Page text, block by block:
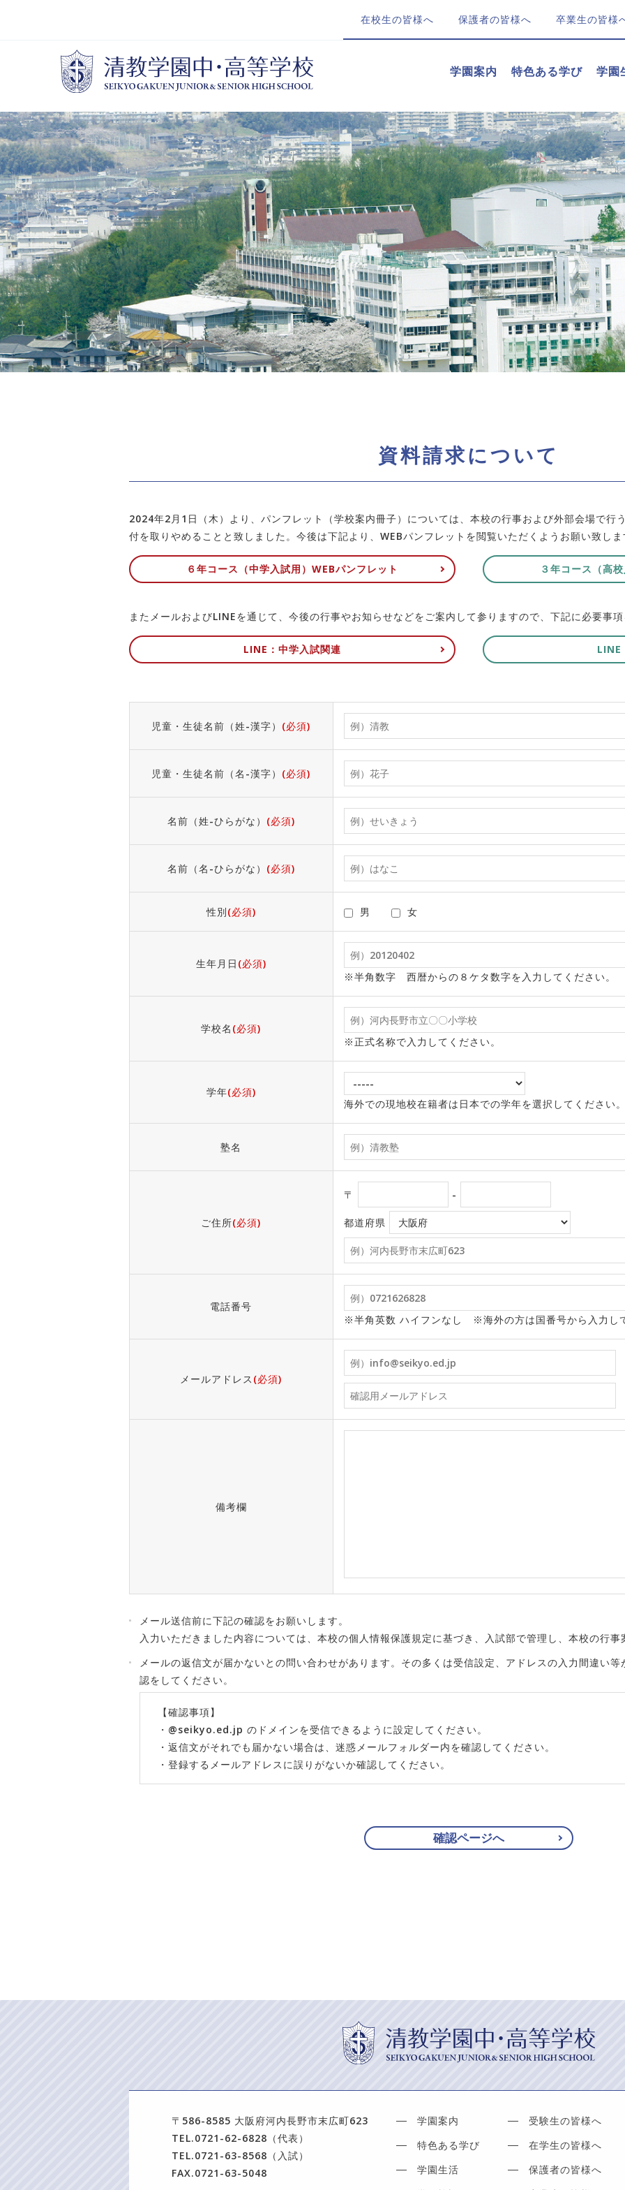
学園案内 特色ある学び 学園
在校生の皆様へ 保護者の皆様へ 卒業生の皆様
資料請求について
2024年2月1日（木）より、パンフレット（学校案内冊子）については、本校の行事および外部会場で行
付を取りやめることと致しました。今後は下記より、WEBパンフレットを閲覧いただくようお願い致し
６年コース（中学入試用） WEBパンフレット ３年コース（高
またメールおよびLINEを通じて、今後の行事やお知らせなどをご案内して参りますので、下記に必要事
LINE：中学入試関連 LINE
児童・生徒名前（姓-漢字） (必須)
児童・生徒名前（名-漢字） (必須)
名前（姓-ひらがな） (必須)
名前（名-ひらがな） (必須)
性別(必須) 男 女
生年月日 (必須)
※半角数字 西暦からの８ケタ数字を入力してください。
学校名 (必須)
※正式名称で入力してください。
学年(必須)
海外での現地校在籍者は日本での学年を選択してください
塾名
ご住所(必須)
〒 -
都道府県
電話番号
※半角英数 ハイフンなし ※海外の方は国番号から入力し
メールアドレス (必須)
備考欄
メール送信前に下記の確認をお願いします。
入力いただきました内容については、本校の個人情報保護規定に基づき、入試部で管理し、本校の行
メールの返信文が届かないとの問い合わせがあります。その多くは受信設定、アドレスの入力間違い
認をしてください。
【確認事項】
・@seikyo.ed.jp のドメインを受信できるように設定してください。
・返信文がそれでも届かない場合は、迷惑メールフォルダー内を確認してください。
・登録するメールアドレスに誤りがないか確認してください。
〒586-8585 大阪府河内長野市末広町623
TEL.0721-62-6828（代表）
TEL.0721-63-8568（入試）
FAX.0721-63-5048
学園案内
特色ある学び
学園生活
受験生の皆様へ
在学生の皆様へ
保護者の皆様へ